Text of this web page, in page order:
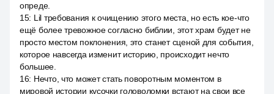
опреде.
15: Lil требования к очищению этого места, но есть кое-что
ещё более тревожное согласно библии, этот храм будет не
просто местом поклонения, это станет сценой для события,
которое навсегда изменит историю, происходит нечто
большее.
16: Нечто, что может стать поворотным моментом в
мировой истории кусочки головоломки встают на свои все